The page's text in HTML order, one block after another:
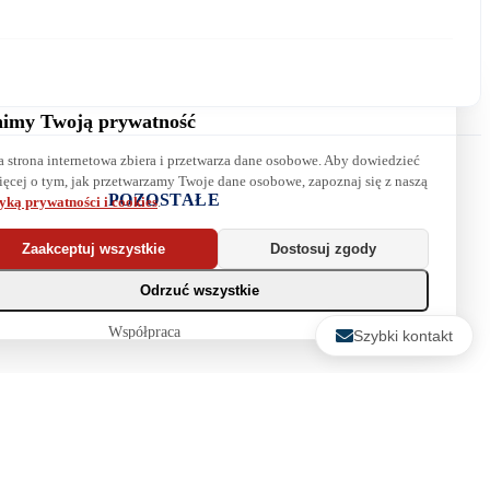
POZOSTAŁE
Najpopularniejsze książki
Blog
Współpraca
Twoją prywatność
strona internetowa zbiera i przetwarza dane osobowe. Aby dowiedzieć
o tym, jak przetwarzamy Twoje dane osobowe, zapoznaj się z naszą
prywatności i cookies.
Dostosuj zgody
Zaakceptuj wszystkie
Odrzuć wszystkie
Szybki kontakt
Wyrażam zgodę na przetwarzanie danych. Zapoznaj się z naszą
polityką prywatności.